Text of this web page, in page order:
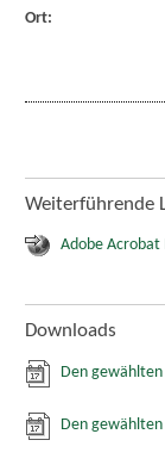
Ort:
Weiterführende
Adobe Acrobat
Downloads
Den
Den